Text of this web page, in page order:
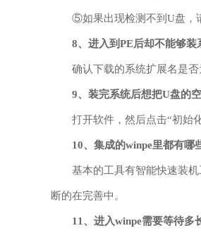
⑤如果出现检测不到U盘，
8、 进入到PE后却不能够装
确认下载的系统扩展名是否
9、 装完系统后想把U盘的
打开软件，然后点击“初始
10、 集成的winpe里都有哪
基本的工具有智能快速装
断的在完善中。
11、 进入winpe需要等待多